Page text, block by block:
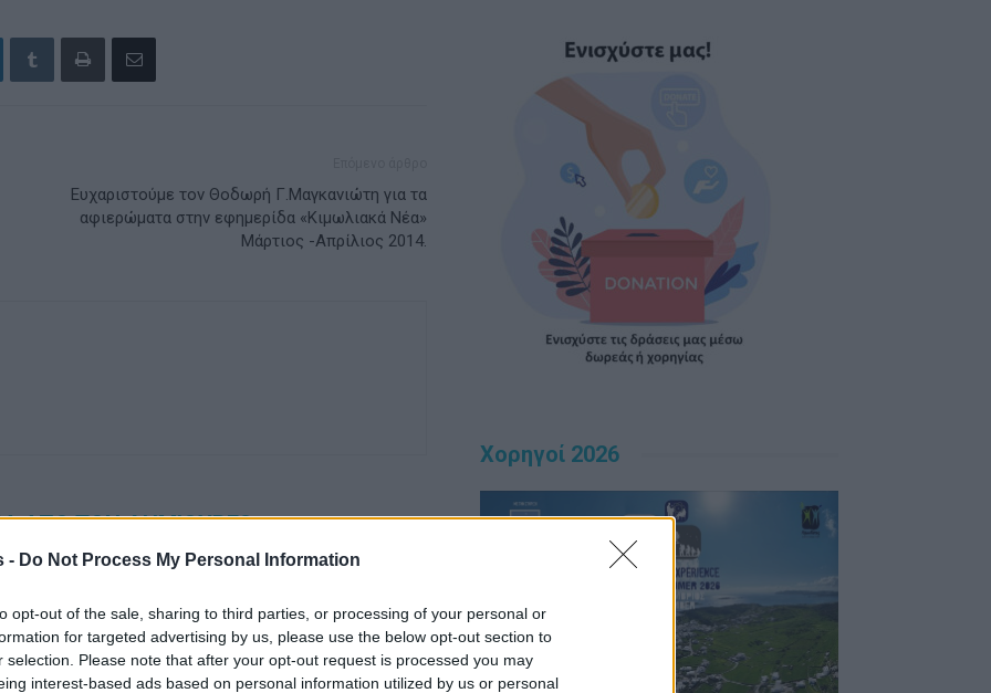
- Do Not Process My Personal Information
opt-out of the sale, sharing to third parties, or processing of your personal or
for targeted advertising by us, please use the below opt-out section to
selection. Please note that after your opt-out request is processed you may
interest-based ads based on personal information utilized by us or personal
Ευχαριστούμε τον Θοδωρή Γ.Μαγκανιώτη για τα
αφιερώματα στην εφημερίδα «Κιμωλιακά Νέα»
Μάρτιος -Απρίλιος 2014.
ΑΠΟ ΤΟΝ ΔΗΜΙΟΥΡΓΟ
Χορηγοί 2026